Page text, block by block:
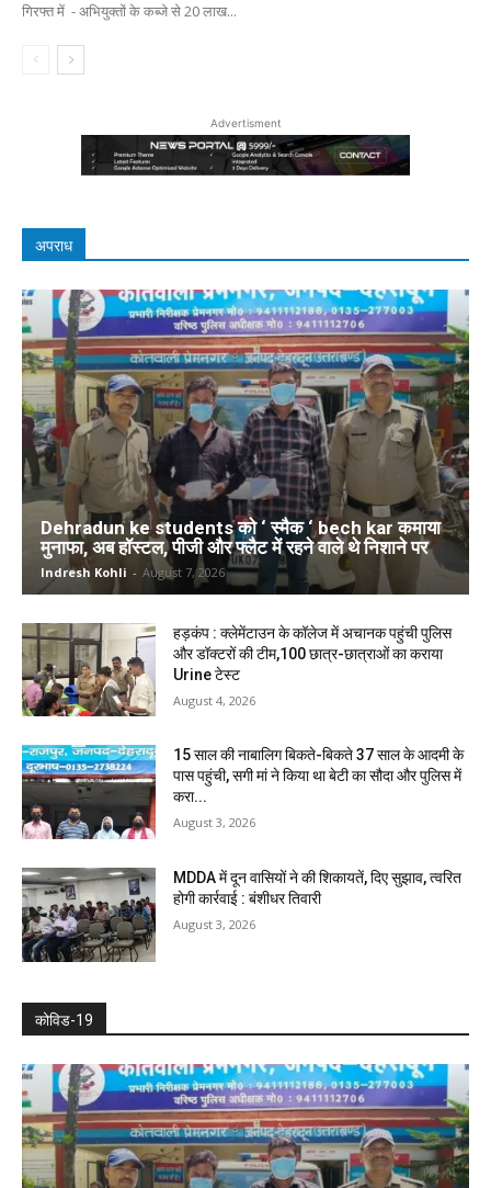
गिरफ्त में - अभियुक्तों के कब्जे से 20 लाख...
Advertisment
अपराध
Dehradun ke students को ‘ स्मैक ‘ bech kar कमाया
मुनाफा, अब हॉस्टल, पीजी और फ्लैट में रहने वाले थे निशाने पर
Indresh Kohli - August 7, 2026
हड़कंप : क्लेमेंटाउन के कॉलेज में अचानक पहुंची पुलिस
और डॉक्टरों की टीम,100 छात्र-छात्राओं का कराया
Urine टेस्ट
August 4, 2026
15 साल की नाबालिग बिकते-बिकते 37 साल के आदमी के
पास पहुंची, सगी मां ने किया था बेटी का सौदा और पुलिस में
करा...
August 3, 2026
MDDA में दून वासियों ने की शिकायतें, दिए सुझाव, त्वरित
होगी कार्रवाई : बंशीधर तिवारी
August 3, 2026
कोविड-19